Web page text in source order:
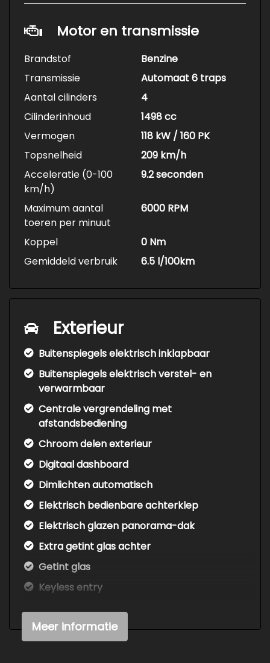
Cruise Control en snelheidsbegrenzer
verkeersbordherkenning
op een helling
LED-koplampen met grootlichtassistent
en mistlampen
Extra's:
18 inch lichtmetalen velgen in 5-spaaks
design
Elektrisch inklapbare trekhaak
Elektrische parkeerrem
Voor de volledige optielijst zie foto 21 tm 24.
Heb je nog vragen of wil je een afspraak
maken om deze auto te komen bezichtigen?
aankoopkeuring is toegestaan en inruil van je
Erwin Pietersen is uw betrouwbare partner in
de in- en verkoop van gebruikte auto's. Wij zijn
gespecialiseerd in het importeren van
bijzondere auto's, bijna altijd afkomstig van de
eerste of tweede eigenaar, en altijd met een
volledige onderhoudshistorie en een sluitende
kilometerstand. Bij ons vindt u eerlijk
geselecteerde occasions, waarbij kwaliteit en
betrouwbaarheid vooropstaan. Dankzij onze
persoonlijke service werken wij uitsluitend op
afspraak, ook in de avond en in het weekend.
Motor en transmissie
Brandstof
Benzine
Transmissie
Automaat 6 traps
Aantal cilinders
4
Cilinderinhoud
1498 cc
Vermogen
118 kW / 160 PK
Topsnelheid
209 km/h
Acceleratie (0-100
km/h)
9.2 seconden
Maximum aantal
toeren per minuut
6000 RPM
Koppel
0 Nm
Gemiddeld verbruik
6.5 l/100km
Exterieur
Buitenspiegels elektrisch inklapbaar
Buitenspiegels elektrisch verstel- en
verwarmbaar
Centrale vergrendeling met
afstandsbediening
Chroom delen exterieur
Digitaal dashboard
Dimlichten automatisch
Elektrisch bedienbare achterklep
Elektrisch glazen panorama-dak
Extra getint glas achter
Getint glas
Keyless entry
Lichtmetalen velgen 18"
Meer informatie